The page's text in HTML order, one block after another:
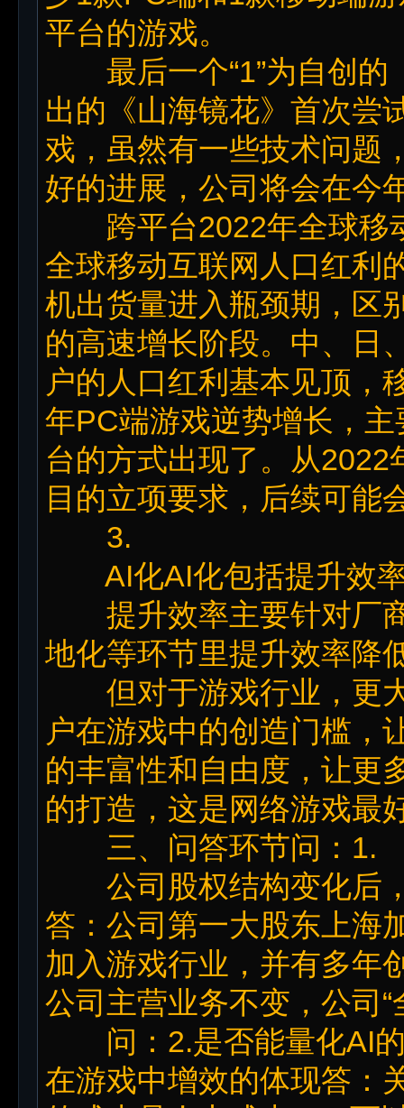
平台的游戏。
最后一个“1”为自创的
出的《山海镜花》首次尝
戏，虽然有一些技术问题
好的进展，公司将会在今
跨平台2022年全球移
全球移动互联网人口红利
机出货量进入瓶颈期，区
的高速增长阶段。中、日
户的人口红利基本见顶，
年PC端游戏逆势增长，
台的方式出现了。从
目的立项要求，后续可能
3.
AI化AI化包括提升效率
提升效率主要针对厂商
地化等环节里提升效率降
但对于游戏行业，更大
户在游戏中的创造门槛，
的丰富性和自由度，让更
的打造，这是网络游戏最
三、问答环节问：1.
公司股权结构变化后，
答：公司第一大股东上海
加入游戏行业，并有多年
公司主营业务不变，公司
问：2.是否能量化AI的
在游戏中增效的体现答：